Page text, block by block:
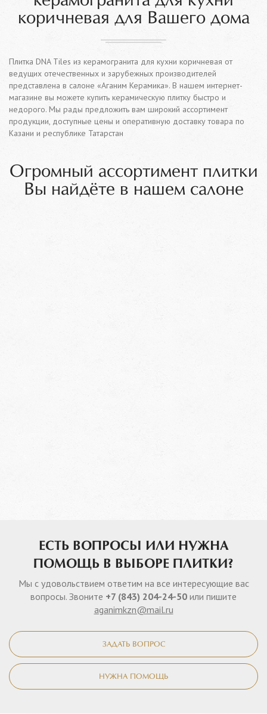
коричневая для Вашего дома
Плитка DNA Tiles из керамогранита для кухни коричневая от
ведущих отечественных и зарубежных производителей
представлена в салоне «Аганим Керамика». В нашем интернет-
магазине вы можете купить керамическую плитку быстро и
недорого. Мы рады предложить вам широкий ассортимент
продукции, доступные цены и оперативную доставку товара по
Казани и республике Татарстан
Огромный ассортимент плитки
Вы найдёте в нашем салоне
ЕСТЬ ВОПРОСЫ ИЛИ НУЖНА
ПОМОЩЬ В ВЫБОРЕ ПЛИТКИ?
Мы с удовольствием ответим на все интересующие вас
вопросы. Звоните +7 (843) 204-24-50 или пишите
aganimkzn@mail.ru
ЗАДАТЬ ВОПРОС
НУЖНА ПОМОЩЬ